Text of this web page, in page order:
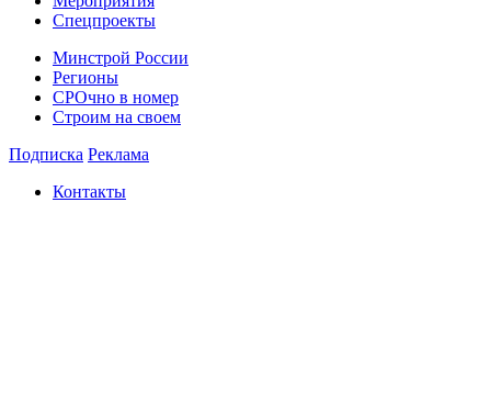
Спецпроекты
Минстрой России
Регионы
СРОчно в номер
Строим на своем
Подписка Реклама
Контакты